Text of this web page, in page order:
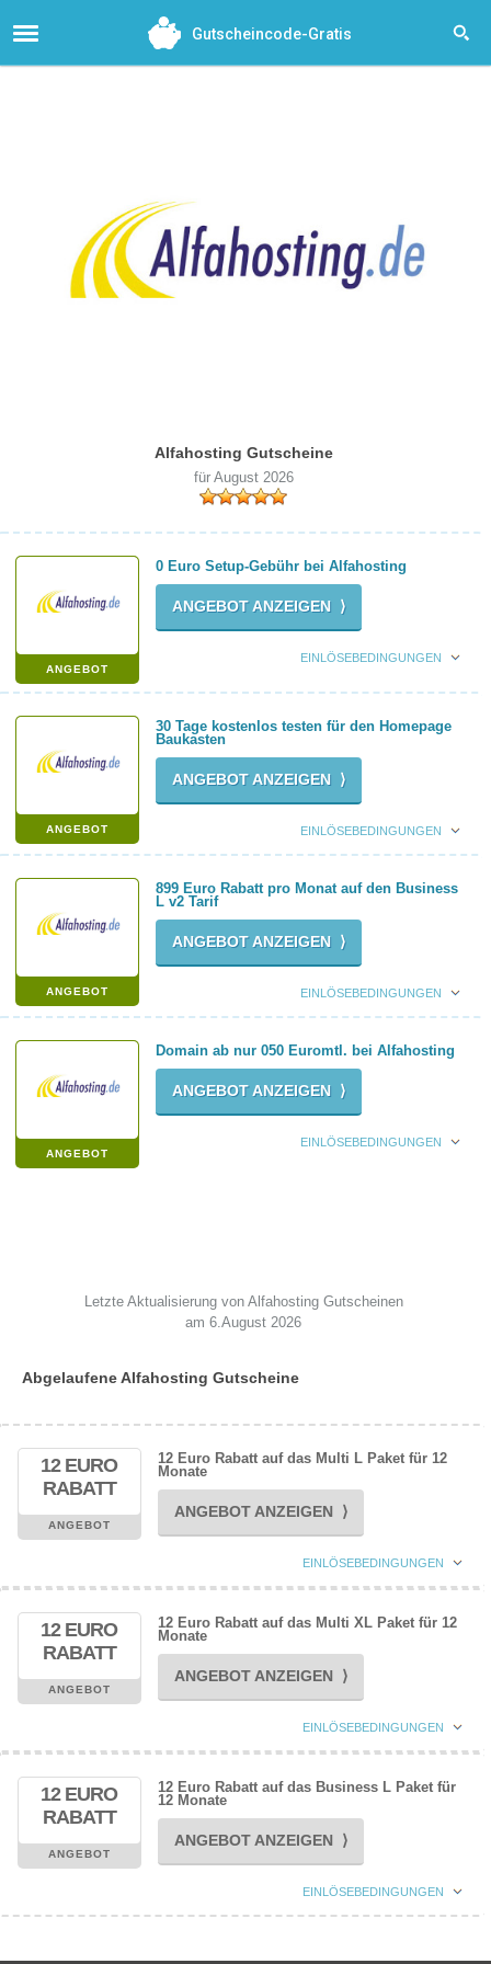
Gutscheincode-Gratis
Alfahosting Gutscheine
für August 2026
ANGEBOT
0 Euro Setup-Gebühr bei Alfahosting
ANGEBOT ANZEIGEN ⟩
EINLÖSEBEDINGUNGEN
ANGEBOT
30 Tage kostenlos testen für den Homepage
Baukasten
ANGEBOT ANZEIGEN ⟩
EINLÖSEBEDINGUNGEN
ANGEBOT
899 Euro Rabatt pro Monat auf den Business
L v2 Tarif
ANGEBOT ANZEIGEN ⟩
EINLÖSEBEDINGUNGEN
ANGEBOT
Domain ab nur 050 Euromtl. bei Alfahosting
ANGEBOT ANZEIGEN ⟩
EINLÖSEBEDINGUNGEN
Letzte Aktualisierung von Alfahosting Gutscheinen
am 6.August 2026
Abgelaufene Alfahosting Gutscheine
12 EURO
RABATT
ANGEBOT
12 Euro Rabatt auf das Multi L Paket für 12
Monate
ANGEBOT ANZEIGEN ⟩
EINLÖSEBEDINGUNGEN
12 EURO
RABATT
ANGEBOT
12 Euro Rabatt auf das Multi XL Paket für 12
Monate
ANGEBOT ANZEIGEN ⟩
EINLÖSEBEDINGUNGEN
12 EURO
RABATT
ANGEBOT
12 Euro Rabatt auf das Business L Paket für
12 Monate
ANGEBOT ANZEIGEN ⟩
EINLÖSEBEDINGUNGEN